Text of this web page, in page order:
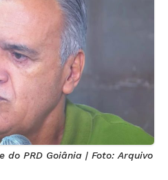
do PRD Goiânia | Foto: Arquivo